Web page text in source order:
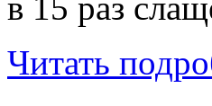
Читать